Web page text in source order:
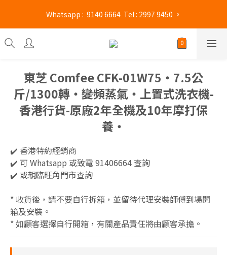
旺角門市營業時間 : (星期一至六 13:00 - 21:00 / 星期日及公眾假期
13:00 - 19:00)
Whatsapp :  9140 6664  Tel : 2997 9450 。
旺角門市營業時間 : (星期一至六 13:00 - 21:00 / 星期日及公眾假期
13:00 - 19:00)
東芝 Comfee CFK-01W75‧7.5公
斤/1300轉‧變頻蒸氣‧上置式洗衣機-
香港行貨-原廠2年全機及10年摩打保
養‧
✔️ 香港特約經銷商
✔️ 可 Whatsapp 或致電 91406664 查詢
✔️ 或親臨旺角門市查詢
* 收貨後，請不要自行拆箱，並留待代理安裝師傅到場開
箱及安裝。
* 如顧客選擇自行開箱，有關產品責任將由顧客承擔。